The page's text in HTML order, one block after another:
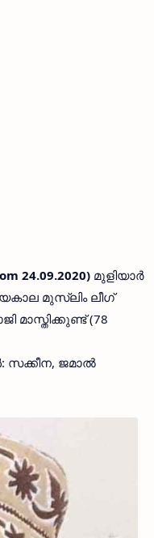
24.09.2020) മുളിയാര്‍
മുസ്ലിം ലീഗ്
(78
സക്കീന, ജമാല്‍